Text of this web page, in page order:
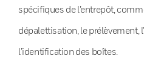
spécifiques de l’entrepôt,
dépalettisation, le prélèvement,
l’identification des boîtes.